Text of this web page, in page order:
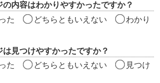
内容はわかりやすかったですか？
た
どちらともいえない
わかり
見つけやすかったですか？
た
どちらともいえない
見つけ